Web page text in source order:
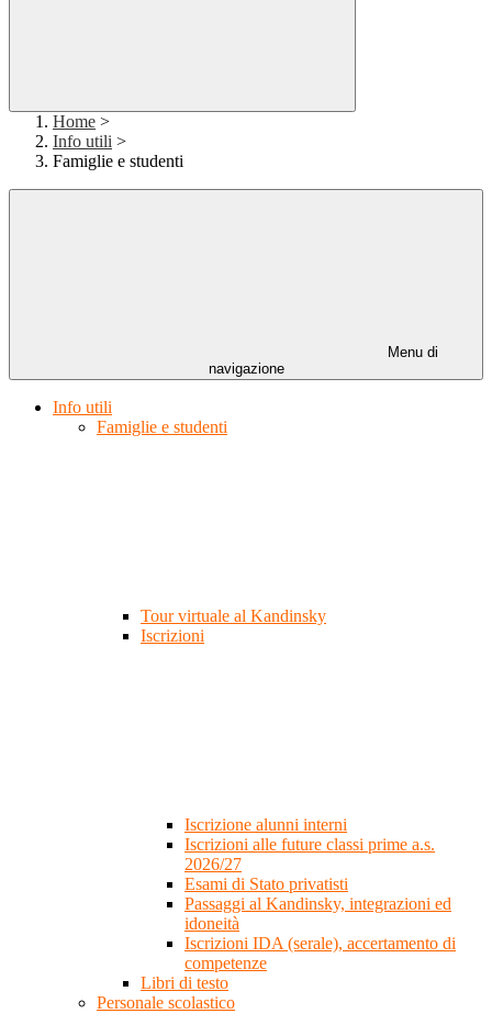
Home >
Info utili >
Famiglie e studenti
Menu di
navigazione
Info utili
Famiglie e studenti
Tour virtuale al Kandinsky
Iscrizioni
Iscrizione alunni interni
Iscrizioni alle future classi prime a.s.
2026/27
Esami di Stato privatisti
Passaggi al Kandinsky, integrazioni ed
idoneità
Iscrizioni IDA (serale), accertamento di
competenze
Libri di testo
Personale scolastico